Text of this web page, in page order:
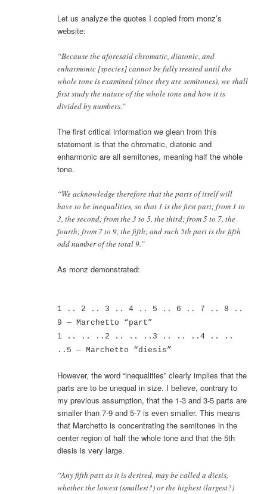
Let us analyze the quotes I copied from monz’s
website:
“Because the aforesaid chromatic, diatonic, and
enharmonic [species] cannot be fully treated until the
whole tone is examined (since they are semitones), we shall
first study the nature of the whole tone and how it is
divided by numbers.”
The first critical information we glean from this
statement is that the chromatic, diatonic and
enharmonic are all semitones, meaning half the whole
tone.
“We acknowledge therefore that the parts of itself will
have to be inequalities, so that 1 is the first part; from 1 to
3, the second; from the 3 to 5, the third; from 5 to 7, the
fourth; from 7 to 9, the fifth; and such 5th part is the fifth
odd number of the total 9.”
As monz demonstrated:
1 .. 2 .. 3 .. 4 .. 5 .. 6 .. 7 .. 8 ..
9 — Marchetto “part”
1 .. .. ..2 .. .. ..3 .. .. ..4 .. ..
..5 — Marchetto “diesis”
However, the word “inequalities” clearly implies that the
parts are to be unequal in size. I believe, contrary to
my previous assumption, that the 1-3 and 3-5 parts are
smaller than 7-9 and 5-7 is even smaller. This means
that Marchetto is concentrating the semitones in the
center region of half the whole tone and that the 5th
diesis is very large.
“Any fifth part as it is desired, may be called a diesis,
whether the lowest (smallest?) or the highest (largest?)